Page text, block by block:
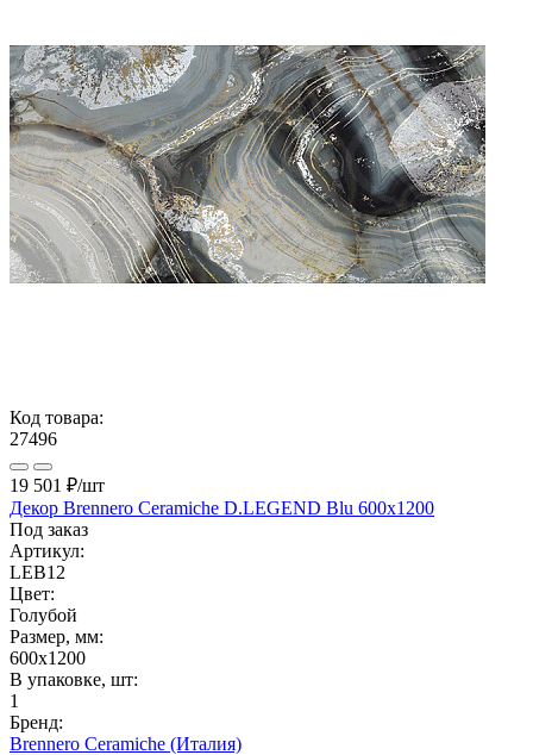
Код товара:
27496
19 501 ₽/шт
Декор Brennero Ceramiche D.LEGEND Blu 600x1200
Под заказ
Артикул:
LEB12
Цвет:
Голубой
Размер, мм:
600x1200
В упаковке, шт:
1
Бренд:
Brennero Ceramiche (Италия)